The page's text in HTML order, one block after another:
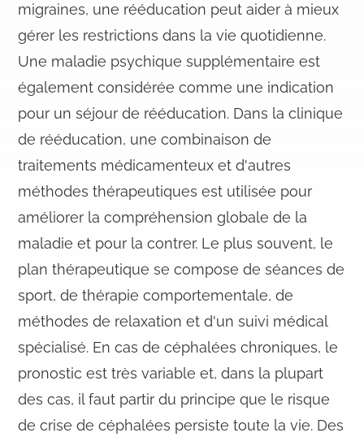
migraines, une rééducation peut aider à mieux
gérer les restrictions dans la vie quotidienne.
Une maladie psychique supplémentaire est
également considérée comme une indication
pour un séjour de rééducation. Dans la clinique
de rééducation, une combinaison de
traitements médicamenteux et d'autres
méthodes thérapeutiques est utilisée pour
améliorer la compréhension globale de la
maladie et pour la contrer. Le plus souvent, le
plan thérapeutique se compose de séances de
sport, de thérapie comportementale, de
méthodes de relaxation et d'un suivi médical
spécialisé. En cas de céphalées chroniques, le
pronostic est très variable et, dans la plupart
des cas, il faut partir du principe que le risque
de crise de céphalées persiste toute la vie. Des